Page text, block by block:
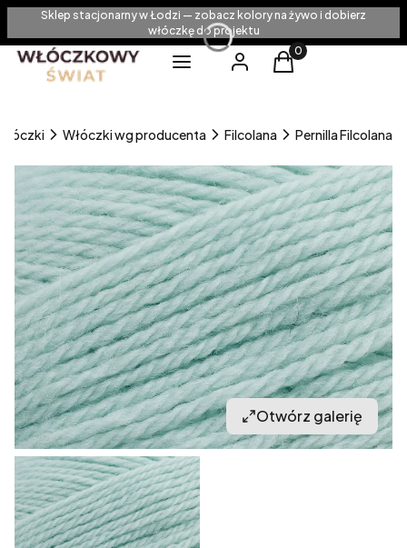
Sklep stacjonarny w Łodzi — zobacz kolory na żywo i dobierz
włóczkę do projektu
Menu
Zaloguj sięProdukty w
Koszyk
Włóczki wg producenta Filcolana Pernilla Filcolana
Otwórz galerię